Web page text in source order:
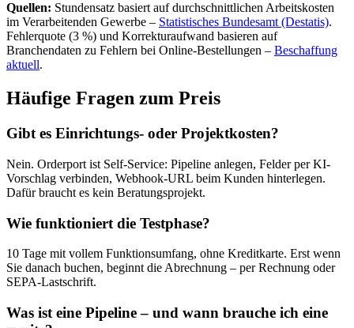
Quellen: Stundensatz basiert auf durchschnittlichen Arbeitskosten
im Verarbeitenden Gewerbe – Statistisches Bundesamt (Destatis).
Fehlerquote (3 %) und Korrekturaufwand basieren auf
Branchendaten zu Fehlern bei Online-Bestellungen – Beschaffung
aktuell.
Häufige Fragen zum Preis
Gibt es Einrichtungs- oder Projektkosten?
Nein. Orderport ist Self-Service: Pipeline anlegen, Felder per KI-
Vorschlag verbinden, Webhook-URL beim Kunden hinterlegen.
Dafür braucht es kein Beratungsprojekt.
Wie funktioniert die Testphase?
10 Tage mit vollem Funktionsumfang, ohne Kreditkarte. Erst wenn
Sie danach buchen, beginnt die Abrechnung – per Rechnung oder
SEPA-Lastschrift.
Was ist eine Pipeline – und wann brauche ich eine